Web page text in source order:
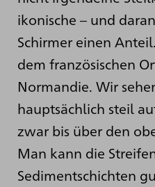
ikonische – und
Schirmer einen
dem französischen
Normandie. Wir
hauptsächlich steil
zwar bis über den
Man kann die
Sedimentschichten